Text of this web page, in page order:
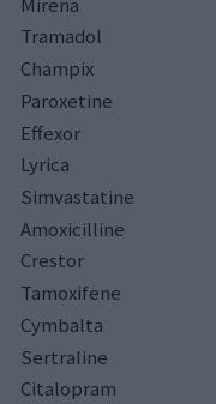
Tramadol
Champix
Paroxetine
Effexor
Lyrica
Simvastatine
Amoxicilline
Crestor
Tamoxifene
Cymbalta
Sertraline
Citalopram